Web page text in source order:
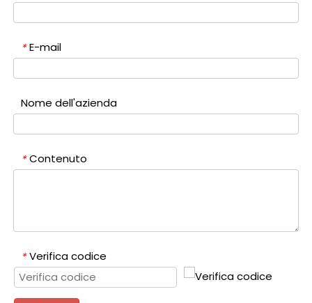
* E-mail
Nome dell'azienda
* Contenuto
* Verifica codice